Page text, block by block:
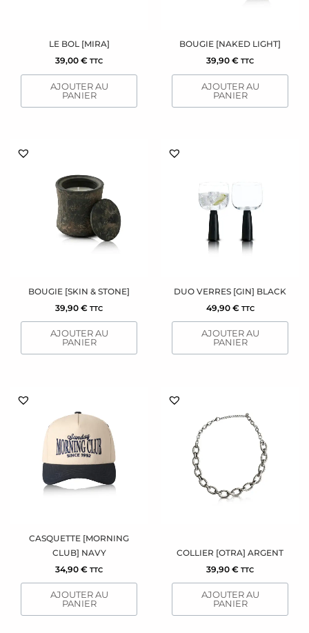
LE BOL [MIRA]
39,00 € TTC
AJOUTER AU
PANIER
BOUGIE [NAKED LIGHT]
39,90 € TTC
AJOUTER AU
PANIER
BOUGIE [SKIN & STONE]
39,90 € TTC
AJOUTER AU
PANIER
DUO VERRES [GIN] BLACK
49,90 € TTC
AJOUTER AU
PANIER
CASQUETTE [MORNING
CLUB] NAVY
34,90 € TTC
AJOUTER AU
PANIER
COLLIER [OTRA] ARGENT
39,90 € TTC
AJOUTER AU
PANIER